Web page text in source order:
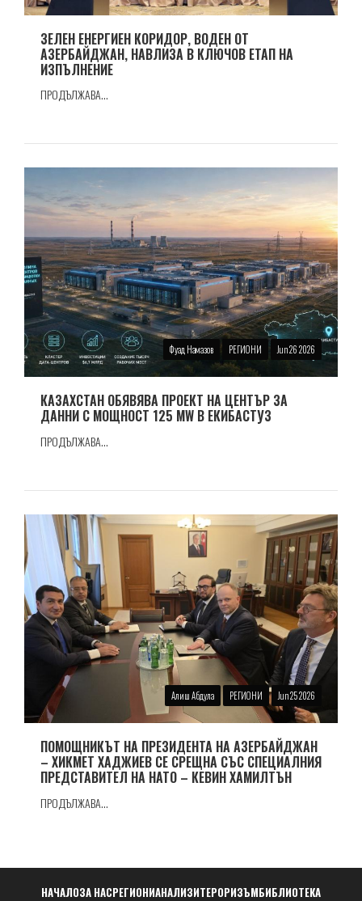
ЗЕЛЕН ЕНЕРГИЕН КОРИДОР, ВОДЕН ОТ
АЗЕРБАЙДЖАН, НАВЛИЗА В КЛЮЧОВ ЕТАП НА
ИЗПЪЛНЕНИЕ
ПРОДЪЛЖАВА...
Фуад Намазов РЕГИОНИ Jun 26 2026
КАЗАХСТАН ОБЯВЯВА ПРОЕКТ НА ЦЕНТЪР ЗА
ДАННИ С МОЩНОСТ 125 MW В ЕКИБАСТУЗ
ПРОДЪЛЖАВА...
Алиш Абдула РЕГИОНИ Jun 25 2026
ПОМОЩНИКЪТ НА ПРЕЗИДЕНТА НА АЗЕРБАЙДЖАН
– ХИКМЕТ ХАДЖИЕВ СЕ СРЕЩНА СЪС СПЕЦИАЛНИЯ
ПРЕДСТАВИТЕЛ НА НАТО – КЕВИН ХАМИЛТЪН
ПРОДЪЛЖАВА...
Навигация
НАЧАЛОЗА НАСРЕГИОНИАНАЛИЗИТЕРОРИЗЪМБИБЛИОТЕКА